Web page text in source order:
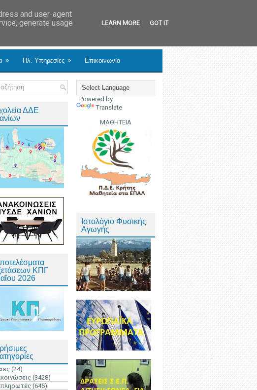
» Ηλ. Υπηρεσίες » Επικοινωνία
ΔΔΕ
ΚΠΓ
2026
(24)
(3428)
(645)
Powered by
Translate
ΜΑΘΗΤΕΙΑ
Ιστολόγιο Φυσικής
Αγωγής
and user-agent
generate usage
LEARN MORE GOT IT